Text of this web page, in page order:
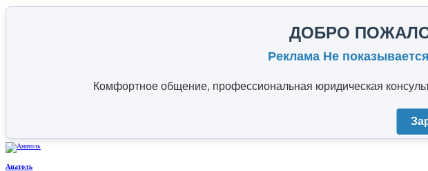
ДОБРО
Реклама Не
Комфортное общение, профессиональная юридическая
Анатоль